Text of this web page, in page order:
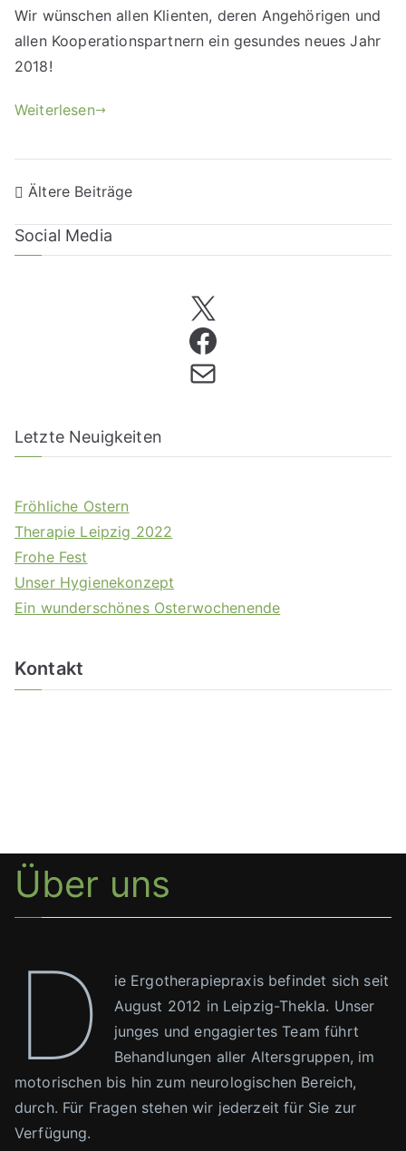
Wir wünschen allen Klienten, deren Angehörigen und
allen Kooperationspartnern ein gesundes neues Jahr
2018!
Weiterlesen
Ältere Beiträge
Social Media
Letzte Neuigkeiten
Fröhliche Ostern
Therapie Leipzig 2022
Frohe Fest
Unser Hygienekonzept
Ein wunderschönes Osterwochenende
Kontakt
Über uns
D
ie Ergotherapiepraxis befindet sich seit
August 2012 in Leipzig-Thekla. Unser
junges und engagiertes Team führt
Behandlungen aller Altersgruppen, im
motorischen bis hin zum neurologischen Bereich,
durch. Für Fragen stehen wir jederzeit für Sie zur
Verfügung.